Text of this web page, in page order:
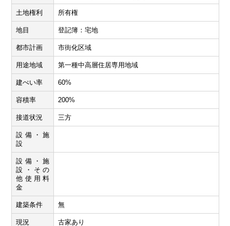
土地権利 所有権
地目 登記簿：宅地
都市計画 市街化区域
用途地域 第一種中高層住居専用地域
建ぺい率 60%
容積率 200%
接道状況 三方
設備・施
設
設備・施
設・その
他使用料
金
建築条件 無
現況 古家あり